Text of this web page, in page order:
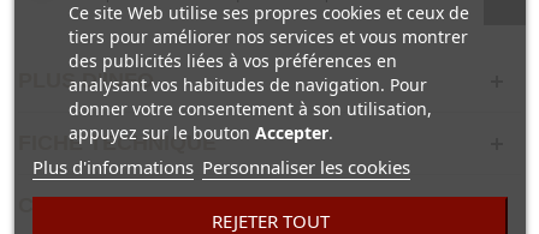
PLUS D'INFO
FICHE TECHNIQUE
Ce site Web utilise ses propres cookies et ceux de
tiers pour améliorer nos services et vous montrer
des publicités liées à vos préférences en
analysant vos habitudes de navigation. Pour
donner votre consentement à son utilisation,
appuyez sur le bouton Accepter.
Plus d'informations Personnaliser les cookies
REJETER TOUT